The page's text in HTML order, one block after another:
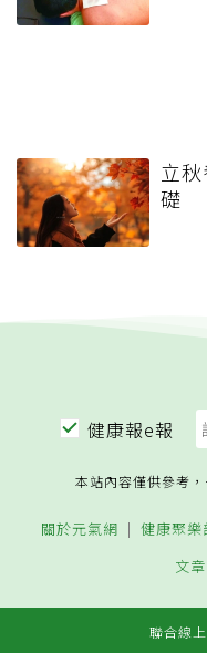
立
礎
健康報e報
本站內容僅供參考
關於元氣網 健康聚樂
文
聯合線